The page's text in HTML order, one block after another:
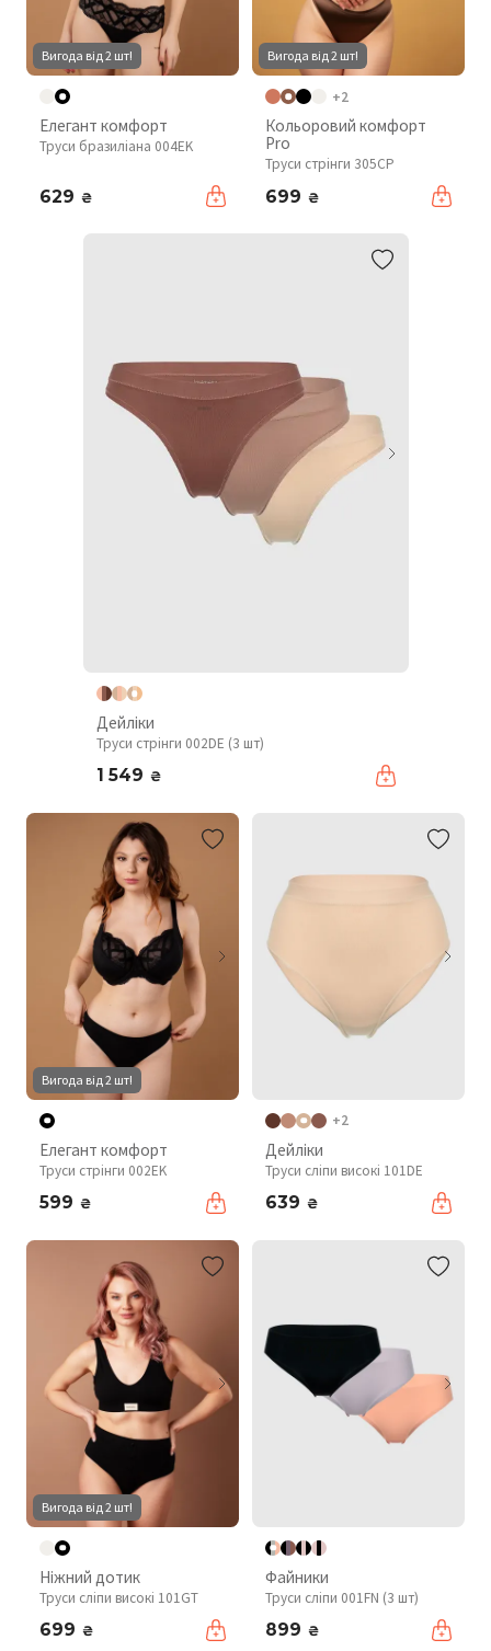
Вигода від 2 шт!
Елегант комфорт
Труси бразиліана 004EK
629 ₴
Вигода від 2 шт!
+2
Кольоровий комфорт
Pro
Труси стрінги 305CP
699 ₴
Дейліки
Труси стрінги 002DE (3 шт)
1 549 ₴
Вигода від 2 шт!
Елегант комфорт
Труси стрінги 002EK
599 ₴
+2
Дейліки
Труси сліпи високі 101DE
639 ₴
Вигода від 2 шт!
Ніжний дотик
Труси сліпи високі 101GT
699 ₴
Файники
Труси сліпи 001FN (3 шт)
899 ₴